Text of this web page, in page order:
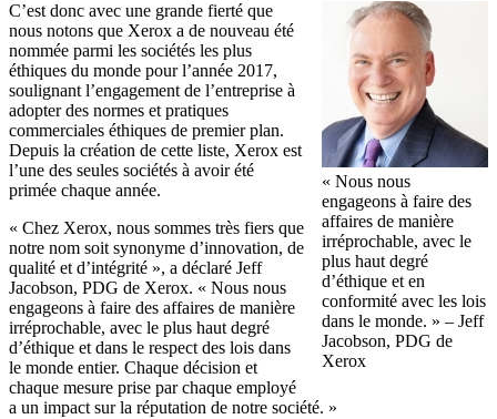
« Nous nous
engageons à faire des
affaires de manière
irréprochable, avec le
plus haut degré
d’éthique et en
conformité avec les lois
dans le monde. » – Jeff
Jacobson, PDG de
Xerox
C’est donc avec une grande fierté que
nous notons que Xerox a de nouveau été
nommée parmi les sociétés les plus
éthiques du monde pour l’année 2017,
soulignant l’engagement de l’entreprise à
adopter des normes et pratiques
commerciales éthiques de premier plan.
Depuis la création de cette liste, Xerox est
l’une des seules sociétés à avoir été
primée chaque année.
« Chez Xerox, nous sommes très fiers que
notre nom soit synonyme d’innovation, de
qualité et d’intégrité », a déclaré Jeff
Jacobson, PDG de Xerox. « Nous nous
engageons à faire des affaires de manière
irréprochable, avec le plus haut degré
d’éthique et dans le respect des lois dans
le monde entier. Chaque décision et
chaque mesure prise par chaque employé
a un impact sur la réputation de notre société. »